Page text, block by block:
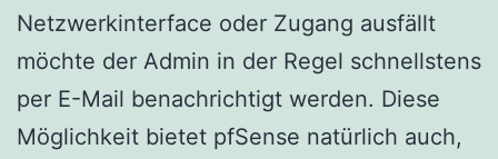
Netzwerkinterface oder Zugang ausfällt
möchte der Admin in der Regel schnellstens
per E-Mail benachrichtigt werden. Diese
Möglichkeit bietet pfSense natürlich auch,